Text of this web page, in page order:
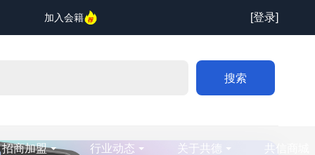
加入会籍 [登录]
搜索
招商加盟 行业动态 关于共德 共信商城